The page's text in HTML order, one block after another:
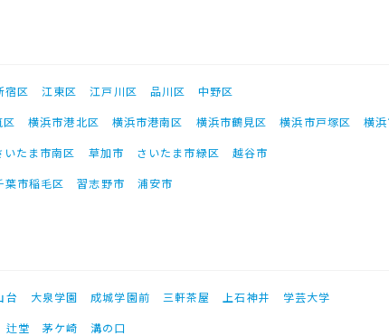
宿区 江東区 江戸川区 品川区
中野区
区 横浜市港北区 横浜市港南区 横浜市鶴見区 横浜市戸塚区
横
いたま市南区 草加市 さいたま市緑区
越谷市
葉市稲毛区 習志野市 浦安市
台 大泉学園 成城学園前 三軒茶屋 上石神井
学芸大学
辻堂 茅ケ崎
溝の口